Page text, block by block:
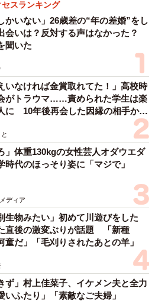
楽しかった？」「うん」くらい
のでみんなこのやりとりにびっ
じゅうじつ」とのことでしたが
。
した。日中は機嫌良く過ごして
かあさんがいい～」となかなか
、こちらも可哀想で離れるのが
達も増えほとんど泣かなくなり
うくらいご機嫌で通ってくれて
うな様子も印象的です。
じいじがごはんを食べていると
セスランキング
かいない」26歳差の“年の差婚”をし
いは？反対する声はなかった？
聞いた
いなければ金賞取れてた！」高校時
がトラウマ……責められた学生は楽
に 10年後再会した因縁の相手から
」体重130kgの女性芸人オダウエダ
代のほっそり姿に「マジで」
ディア
生物みたい」初めて川遊びをした
直後の激変ぶりが話題 「新種
童だ」「毛刈りされたあとの羊」
ず」村上佳菜子、イケメン夫と全力
いふたり」「素敵なご夫婦」